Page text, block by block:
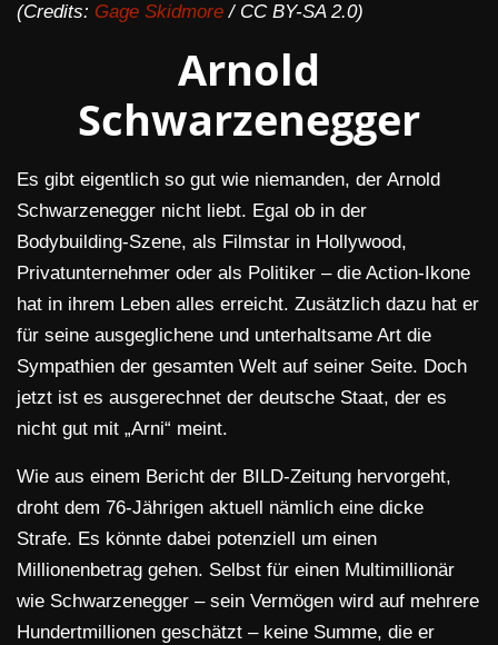
(Credits: Gage Skidmore / CC BY-SA 2.0)
Arnold
Schwarzenegger
Es gibt eigentlich so gut wie niemanden, der Arnold
Schwarzenegger nicht liebt. Egal ob in der
Bodybuilding-Szene, als Filmstar in Hollywood,
Privatunternehmer oder als Politiker – die Action-Ikone
hat in ihrem Leben alles erreicht. Zusätzlich dazu hat er
für seine ausgeglichene und unterhaltsame Art die
Sympathien der gesamten Welt auf seiner Seite. Doch
jetzt ist es ausgerechnet der deutsche Staat, der es
nicht gut mit „Arni“ meint.
Wie aus einem Bericht der BILD-Zeitung hervorgeht,
droht dem 76-Jährigen aktuell nämlich eine dicke
Strafe. Es könnte dabei potenziell um einen
Millionenbetrag gehen. Selbst für einen Multimillionär
wie Schwarzenegger – sein Vermögen wird auf mehrere
Hundertmillionen geschätzt – keine Summe, die er